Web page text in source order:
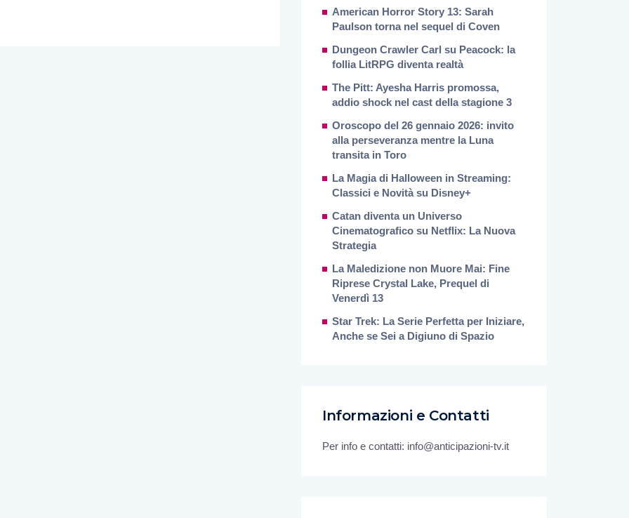
American Horror Story 13: Sarah
Paulson torna nel sequel di Coven
Dungeon Crawler Carl su Peacock: la
follia LitRPG diventa realtà
The Pitt: Ayesha Harris promossa,
addio shock nel cast della stagione 3
Oroscopo del 26 gennaio 2026: invito
alla perseveranza mentre la Luna
transita in Toro
La Magia di Halloween in Streaming:
Classici e Novità su Disney+
Catan diventa un Universo
Cinematografico su Netflix: La Nuova
Strategia
La Maledizione non Muore Mai: Fine
Riprese Crystal Lake, Prequel di
Venerdì 13
Star Trek: La Serie Perfetta per Iniziare,
Anche se Sei a Digiuno di Spazio
Informazioni e Contatti
Per info e contatti: info@anticipazioni-tv.it